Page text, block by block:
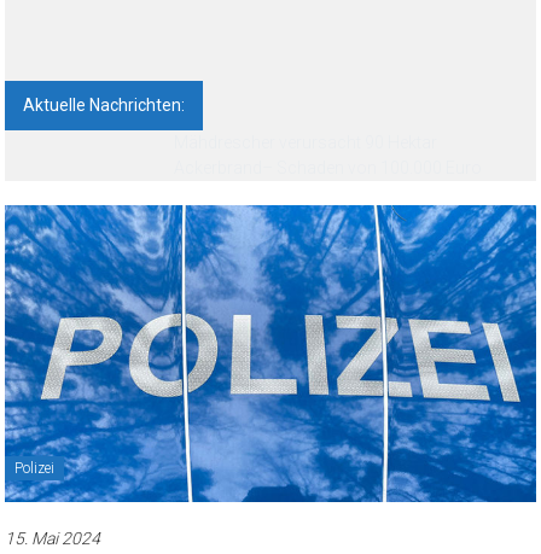
Aktuelle Nachrichten:
Polizei
15. Mai 2024